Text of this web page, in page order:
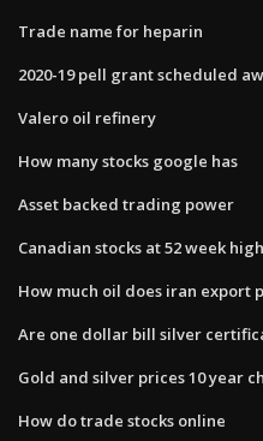
Trade name for heparin
2020-19 pell grant scheduled
Valero oil refinery
How many stocks google has
Asset backed trading power
Canadian stocks at 52 week high
How much oil does iran export
Are one dollar bill silver
Gold and silver prices 10 year
How do trade stocks online